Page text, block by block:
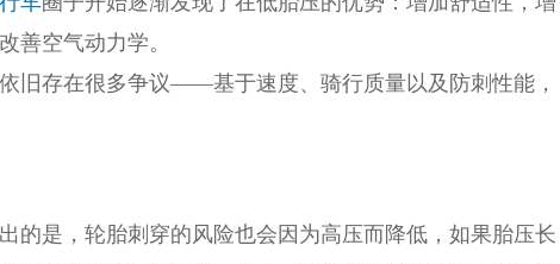
善空气动力学。
旧存在很多争议——基于速度、骑行质量以及防刺性能，
的是，轮胎刺穿的风险也会因为高压而降低，如果胎压长